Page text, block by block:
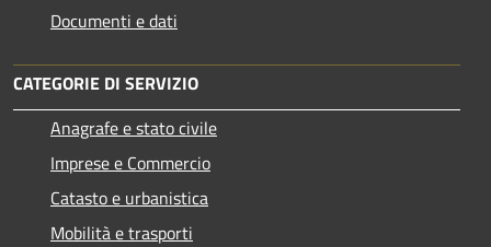
Documenti e dati
CATEGORIE DI SERVIZIO
Anagrafe e stato civile
Imprese e Commercio
Catasto e urbanistica
Mobilità e trasporti